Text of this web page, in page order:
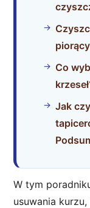
Co
Jak
W tym
usuwania